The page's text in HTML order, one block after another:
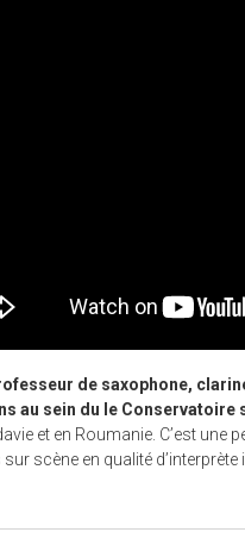
de saxophone,
au sein du le
et en Roumanie. C’est
scène en qualité